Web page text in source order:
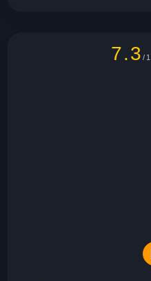
7.3